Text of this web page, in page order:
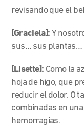
revisando que el
[Graciela]: Y
sus… sus plantas…
[Lisette]: Como la
hoja de higo, que
reducir el dolor. O
combinadas en
hemorragias.